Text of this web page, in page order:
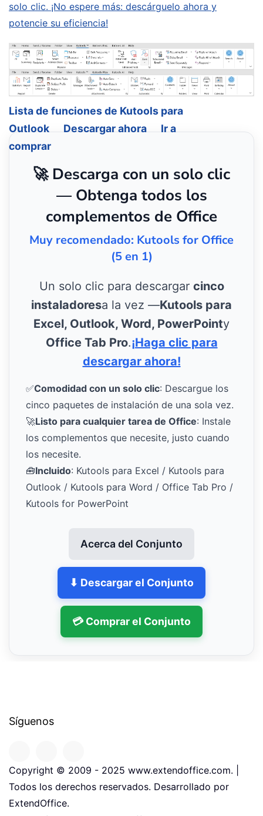
solo clic. ¡No espere más: descárguelo ahora y
potencie su eficiencia!
Lista de funciones de Kutools para
Outlook
Descargar ahora
Ir a
comprar
🚀 Descarga con un solo clic
— Obtenga todos los
complementos de Office
Muy recomendado: Kutools for Office
(5 en 1)
Un solo clic para descargar cinco
instaladoresa la vez —Kutools para
Excel, Outlook, Word, PowerPointy
Office Tab Pro.¡Haga clic para
descargar ahora!
✅Comodidad con un solo clic: Descargue los
cinco paquetes de instalación de una sola vez.
🚀Listo para cualquier tarea de Office: Instale
los complementos que necesite, justo cuando
los necesite.
🧰Incluido: Kutools para Excel / Kutools para
Outlook / Kutools para Word / Office Tab Pro /
Kutools for PowerPoint
Acerca del Conjunto
⬇ Descargar el Conjunto
💳 Comprar el Conjunto
Síguenos
Copyright © 2009 - 2025 www.extendoffice.com. |
Todos los derechos reservados. Desarrollado por
ExtendOffice.